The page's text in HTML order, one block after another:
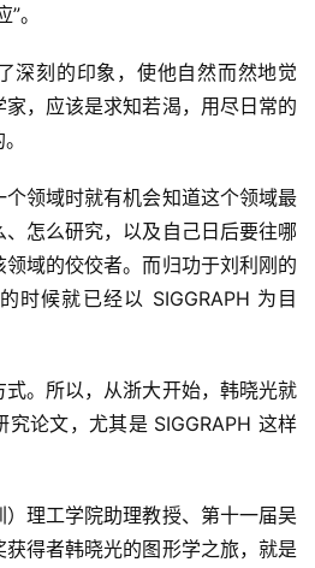
。
深刻的印象，使他自然而然地觉
，应该是求知若渴，用尽日常的
领域时就有机会知道这个领域最
怎么研究，以及自己日后要往哪
域的佼佼者。而归功于刘利刚的
时候就已经以 SIGGRAPH 为目
。所以，从浙大开始，韩晓光就
论文，尤其是 SIGGRAPH 这样
理工学院助理教授、第十一届吴
得者韩晓光的图形学之旅，就是